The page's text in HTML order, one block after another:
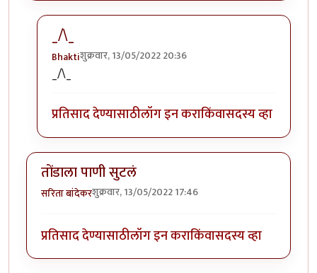
_/\_
Bhaktiशुक्रवार, 13/05/2022 20:36
In reply to
_/\_
प्रतिसाद देण्यासाठीलॉग इन कराकिंवासदस्य व्हा
तोंडाला पाणी सुटलं
सरिता बांदेकरशुक्रवार, 13/05/2022 17:46
प्रतिसाद देण्यासाठीलॉग इन कराकिंवासदस्य व्हा